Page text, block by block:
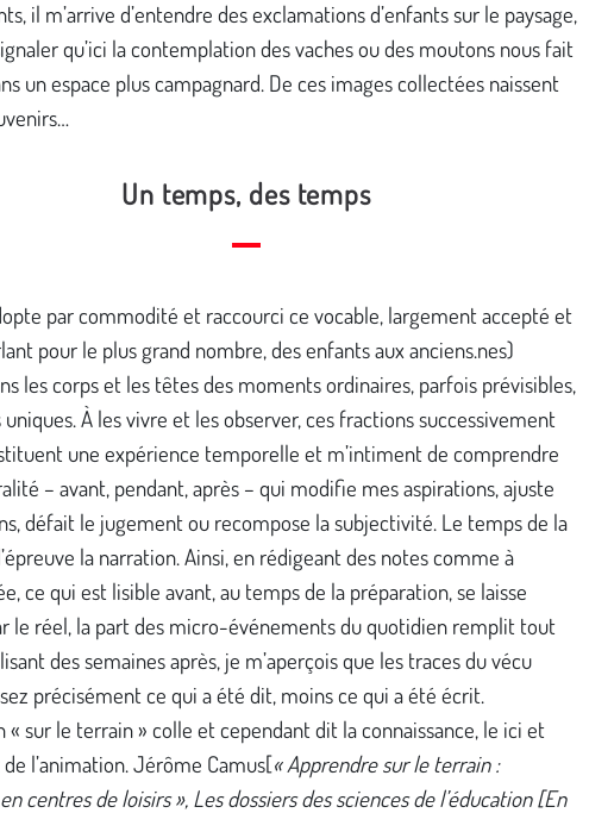
il m’arrive d’entendre des exclamations d’enfants sur le paysage,
qu’ici la contemplation des vaches ou des moutons nous fait
un espace plus campagnard. De ces images collectées naissent
Un temps, des temps
par commodité et raccourci ce vocable, largement accepté et
pour le plus grand nombre, des enfants aux anciens.nes)
les corps et les têtes des moments ordinaires, parfois prévisibles,
À les vivre et les observer, ces fractions successivement
une expérience temporelle et m’intiment de comprendre
– avant, pendant, après – qui modifie mes aspirations, ajuste
défait le jugement ou recompose la subjectivité. Le temps de la
la narration. Ainsi, en rédigeant des notes comme à
ce qui est lisible avant, au temps de la préparation, se laisse
le réel, la part des micro-événements du quotidien remplit tout
des semaines après, je m’aperçois que les traces du vécu
précisément ce qui a été dit, moins ce qui a été écrit.
« sur le terrain » colle et cependant dit la connaissance, le ici et
l’animation. Jérôme Camus[« Apprendre sur le terrain :
centres de loisirs », Les dossiers des sciences de l’éducation [En